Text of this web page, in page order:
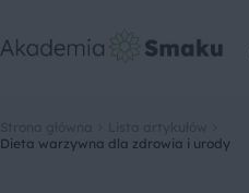
Dieta warzywna dla zdrowia i urody